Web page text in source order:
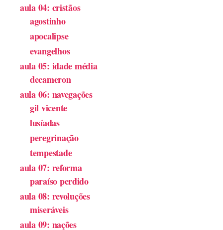
aula 04: cristãos
agostinho
apocalipse
evangelhos
aula 05: idade média
decameron
aula 06: navegações
gil vicente
lusíadas
peregrinação
tempestade
aula 07: reforma
paraíso perdido
aula 08: revoluções
miseráveis
aula 09: nações